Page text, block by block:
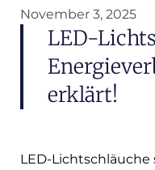
November 3, 2025
LED-
erklärt!
LED-